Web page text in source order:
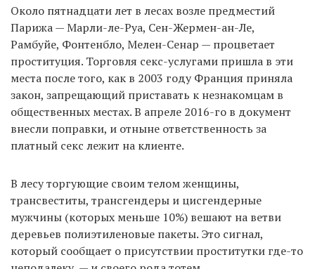
Около пятнадцати лет в лесах возле предместий
Парижа — Марли-ле-Руа, Сен-Жермен-ан-Ле,
Рамбуйе, Фонтенбло, Мелен-Сенар — процветает
проституция. Торговля секс-услугами пришла в эти
места после того, как в 2003 году Франция приняла
закон, запрещающий приставать к незнакомцам в
общественных местах. В апреле 2016-го в документ
внесли поправки, и отныне ответственность за
платный секс лежит на клиенте.
В лесу торгующие своим телом женщины,
трансвеститы, трансгендеры и цисгендерные
мужчины (которых меньше 10%) вешают на ветви
деревьев полиэтиленовые пакеты. Это сигнал,
который сообщает о присутствии проститутки где-то